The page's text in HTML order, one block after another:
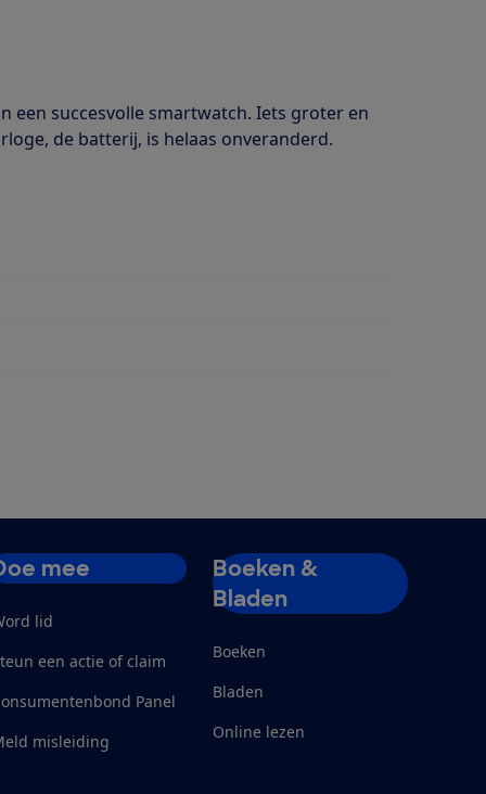
een succesvolle smartwatch. Iets groter en
de batterij, is helaas onveranderd.
mee
lid
een actie of claim
Panel
misleiding
Boeken &
Bladen
Boeken
Bladen
Online lezen